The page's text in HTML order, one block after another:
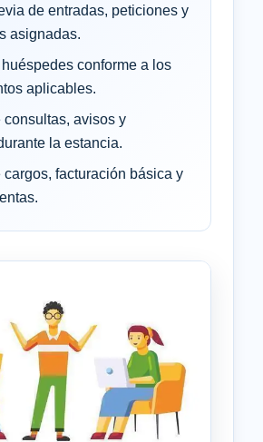
de entradas, peticiones y
asignadas.
conforme a los
aplicables.
consultas, avisos y
la estancia.
facturación básica y